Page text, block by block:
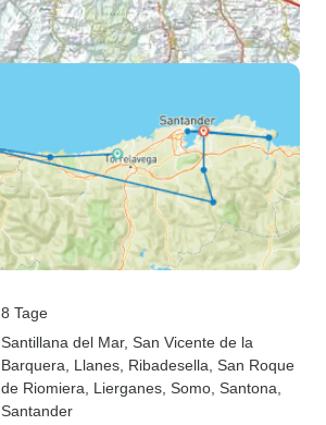
8 Tage
Santillana del Mar, San Vicente de la
Barquera , Llanes , Ribadesella , San Roque
de Riomiera , Lierganes , Somo , Santona
Santander